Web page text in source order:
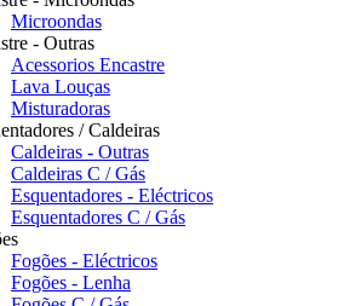
Microondas
- Outras
Acessorios Encastre
Lava Louças
Misturadoras
/ Caldeiras
Caldeiras - Outras
Caldeiras C / Gás
Esquentadores - Eléctricos
Esquentadores C / Gás
Fogões - Eléctricos
Fogões - Lenha